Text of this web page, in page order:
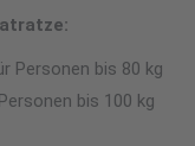
Personen bis 80 kg
bis 100 kg